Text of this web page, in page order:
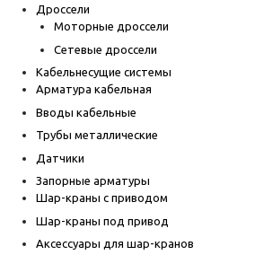
Дроссели
Моторные дроссели
Сетевые дроссели
Кабельнесущие системы
Арматура кабельная
Вводы кабельные
Трубы металлические
Датчики
Запорные арматуры
Шар-краны с приводом
Шар-краны под привод
Аксессуары для шар-кранов